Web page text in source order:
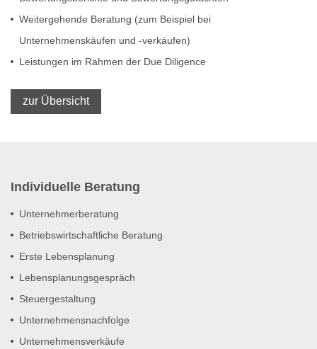
Weitergehende Beratung (zum Beispiel bei
Unternehmenskäufen und -verkäufen)
Leistungen im Rahmen der Due Diligence
zur Übersicht
Individuelle Beratung
Unternehmerberatung
Betriebswirtschaftliche Beratung
Erste Lebensplanung
Lebensplanungsgespräch
Steuergestaltung
Unternehmensnachfolge
Unternehmensverkäufe